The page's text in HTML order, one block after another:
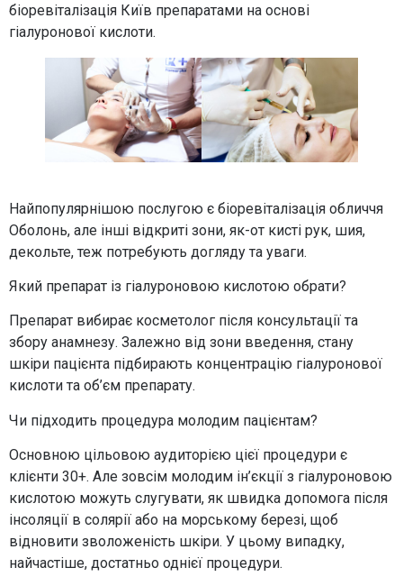
біоревіталізація Київ препаратами на основі
гіалуронової кислоти.
Найпопулярнішою послугою є біоревіталізація обличчя
Оболонь, але інші відкриті зони, як-от кисті рук, шия,
декольте, теж потребують догляду та уваги.
Який препарат із гіалуроновою кислотою обрати?
Препарат вибирає косметолог після консультації та
збору анамнезу. Залежно від зони введення, стану
шкіри пацієнта підбирають концентрацію гіалуронової
кислоти та об’єм препарату.
Чи підходить процедура молодим пацієнтам?
Основною цільовою аудиторією цієї процедури є
клієнти 30+. Але зовсім молодим ін’єкції з гіалуроновою
кислотою можуть слугувати, як швидка допомога після
інсоляції в солярії або на морському березі, щоб
відновити зволоженість шкіри. У цьому випадку,
найчастіше, достатньо однієї процедури.